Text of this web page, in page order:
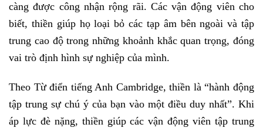
càng được công nhận rộng rãi. Các vận động viên cho
biết, thiền giúp họ loại bỏ các tạp âm bên ngoài và tập
trung cao độ trong những khoảnh khắc quan trọng, đóng
vai trò định hình sự nghiệp của mình.
Theo Từ điển tiếng Anh Cambridge, thiền là “hành động
tập trung sự chú ý của bạn vào một điều duy nhất”. Khi
áp lực đè nặng, thiền giúp các vận động viên tập trung